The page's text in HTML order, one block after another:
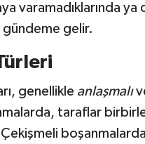
varamadıklarında
gelir.
genellikle anlaşmalı
taraflar